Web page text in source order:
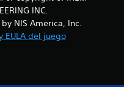
e
INC.
NIS America, Inc.
EULA del juego